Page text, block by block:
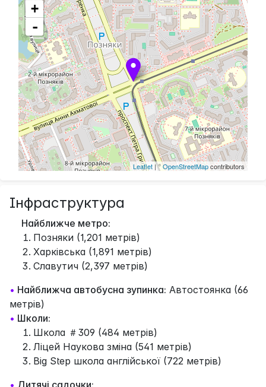
+
-
Leaflet | ©OpenStreetMapcontributors
Інфраструктура
Найближче метро:
Позняки (1,201 метрів)
Харківська (1,891 метрів)
Славутич (2,397 метрів)
• Найближча автобусна зупинка: Автостоянка (66
метрів)
• Школи:
Школа ＃309 (484 метрів)
Ліцeй Наукова зміна (541 метрів)
Big Step школа англiйськоï (722 метрів)
• Дитячі садочки: